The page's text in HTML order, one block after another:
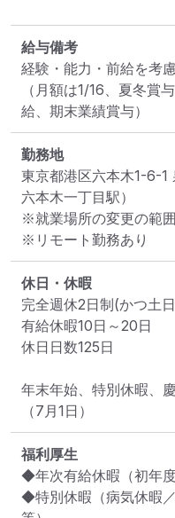
給与備考
経験・能⼒・前給を考
（月額は1/16、夏冬賞
給、期末業績賞与）
勤務地
東京都港区六本木1-6-1
六本木一丁目駅）
※就業場所の変更の範
※リモート勤務あり
休日・休暇
完全週休2日制(かつ土
有給休暇10日～20日
休日日数125日
年末年始、特別休暇、
（7月1日）
福利厚生
◆年次有給休暇（初年度
◆特別休暇（病気休暇